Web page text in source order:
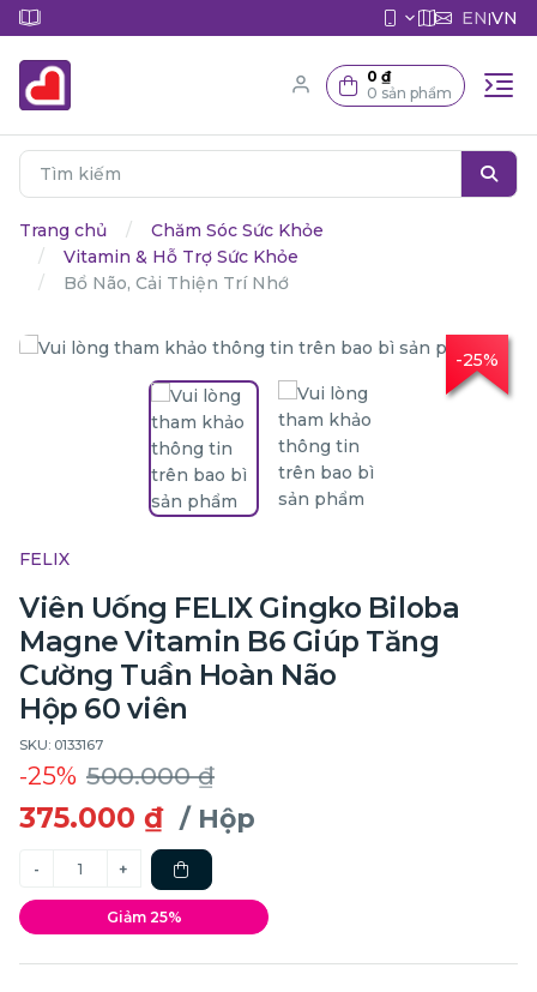
EN|VN
0 ₫
0 sản phẩm
Trang chủ
Chăm Sóc Sức Khỏe
Vitamin & Hỗ Trợ Sức Khỏe
Bổ Não, Cải Thiện Trí Nhớ
-25%
FELIX
Viên Uống FELIX Gingko Biloba
Magne Vitamin B6 Giúp Tăng
Cường Tuần Hoàn Não
Hộp 60 viên
SKU: 0133167
-25% 500.000 ₫
375.000 ₫ / Hộp
Giảm 25%